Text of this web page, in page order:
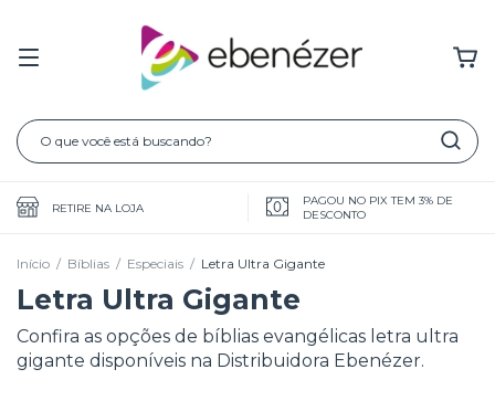
RETIRE NA LOJA
PAGOU NO PIX TEM 3% DE
DESCONTO
Início / Bíblias / Especiais / Letra Ultra Gigante
Letra Ultra Gigante
Confira as opções de bíblias evangélicas letra ultra
gigante disponíveis na Distribuidora Ebenézer.